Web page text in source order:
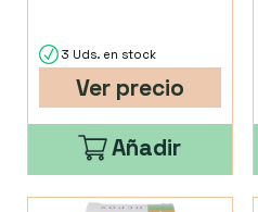
3 Uds. en stock
Ver precio
Añadir